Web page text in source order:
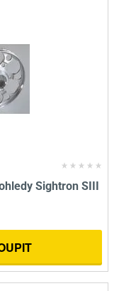
Sightron SIII